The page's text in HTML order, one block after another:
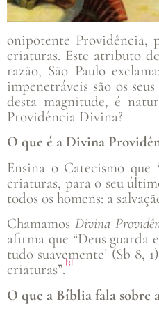
oni­potente Providência,
criaturas. Este atributo
razão, São Paulo
impenetráveis são os
desta magnitude, é
Providência Divina?
O que é a Divina
Ensina o Catecismo que
criaturas, para o seu
todos os homens: a
Chamamos Divina
afirma que “Deus
tudo suavemente’ (Sb 8,
criaturas”.[3]
O que a Bíblia fala sobre